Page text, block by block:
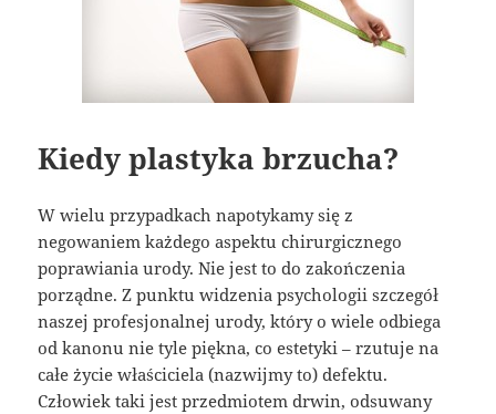
Kiedy plastyka brzucha?
W wielu przypadkach napotykamy się z
negowaniem każdego aspektu chirurgicznego
poprawiania urody. Nie jest to do zakończenia
porządne. Z punktu widzenia psychologii szczegół
naszej profesjonalnej urody, który o wiele odbiega
od kanonu nie tyle piękna, co estetyki – rzutuje na
całe życie właściciela (nazwijmy to) defektu.
Człowiek taki jest przedmiotem drwin, odsuwany